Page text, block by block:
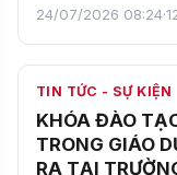
24/07/2026 08:24·